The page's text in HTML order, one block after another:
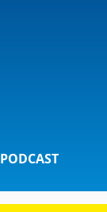
PODCAST